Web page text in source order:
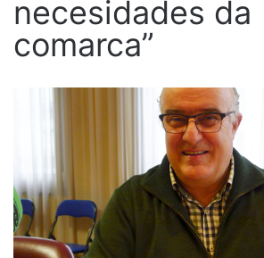
necesidades da
comarca”